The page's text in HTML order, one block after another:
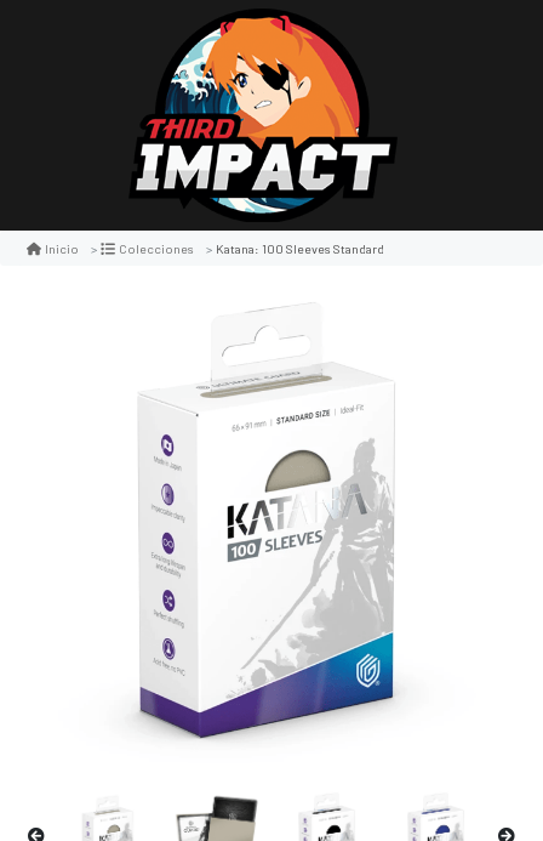
Inicio Colecciones Katana: 100 Sleeves Standard